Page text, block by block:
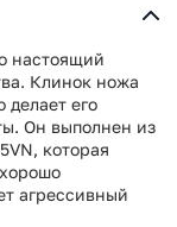
настоящий
Клинок ножа
его
Он выполнен из
которая
агрессивный